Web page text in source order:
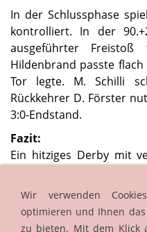
In der Schlussphase
kontrolliert. In der
ausgeführter
Hildenbrand passte
Tor legte. M. Schilli
Rückkehrer D. Förster
3:0-Endstand.
Fazit:
Ein hitziges Derby mit
nutzte seine Chancen
Eine geschlossene
zu einem souveränen
Wir verwenden
optimieren und Ihnen das
zu bieten. Mit dem Klick